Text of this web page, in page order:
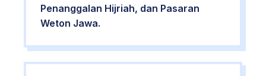
Penanggalan Hijriah, dan Pasaran
Weton Jawa.